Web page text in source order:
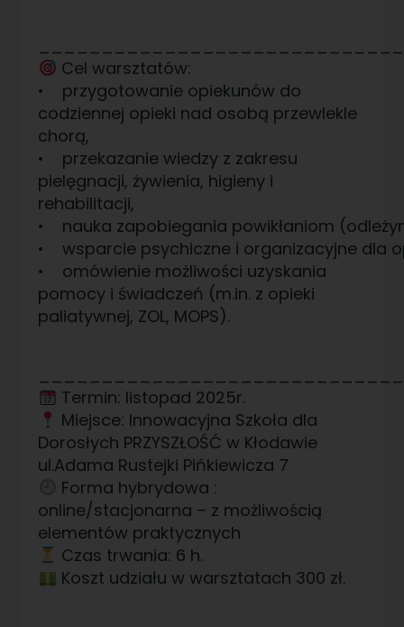
Cel warsztatów:
• przygotowanie opiekunów do
codziennej opieki nad osobą przewlekle
chorą,
• przekazanie wiedzy z zakresu
pielęgnacji, żywienia, higieny i
rehabilitacji,
• nauka zapobiegania powikłaniom
• wsparcie psychiczne i organizacyjne dla
• omówienie możliwości uzyskania
pomocy i świadczeń (m.in. z opieki
paliatywnej, ZOL, MOPS).
Termin: listopad 2025r.
Miejsce: Innowacyjna Szkoła dla
Dorosłych PRZYSZŁOŚĆ w Kłodawie
ul.Adama Rustejki Pińkiewicza 7
Forma hybrydowa :
online/stacjonarna – z możliwością
elementów praktycznych
Czas trwania: 6 h.
Koszt udziału w warsztatach 300 zł.